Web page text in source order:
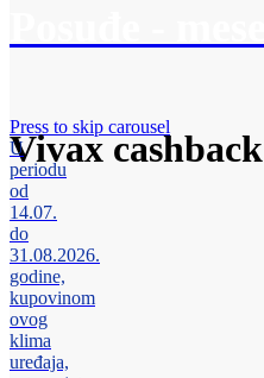
Vivax cashback
Press to skip carousel
U
periodu
od
14.07.
do
31.08.2026.
godine,
kupovinom
ovog
klima
uređaja,